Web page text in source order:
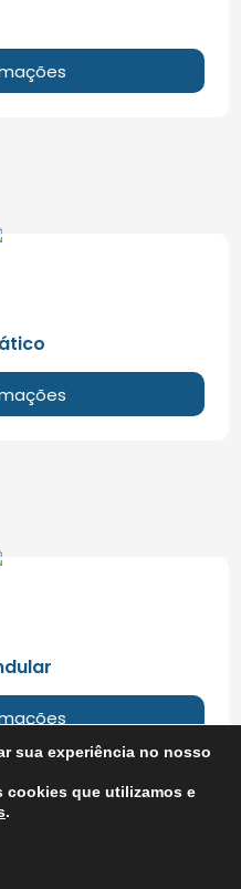
sua experiência no nosso
cookies que utilizamos e
.